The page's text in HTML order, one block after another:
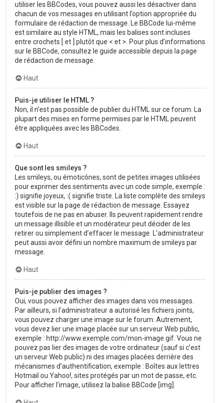
utiliser les BBCodes, vous pouvez aussi les désactiver dans
chacun de vos messages en utilisant l’option appropriée du
formulaire de rédaction de message. Le BBCode lui-même
est similaire au style HTML, mais les balises sont incluses
entre crochets [ et ] plutôt que < et >. Pour plus d’informations
sur le BBCode, consultez le guide accessible depuis la page
de rédaction de message.
Haut
Puis-je utiliser le HTML ?
Non, il n’est pas possible de publier du HTML sur ce forum. La
plupart des mises en forme permises par le HTML peuvent
être appliquées avec les BBCodes.
Haut
Que sont les smileys ?
Les smileys, ou émoticônes, sont de petites images utilisées
pour exprimer des sentiments avec un code simple, exemple :
:) signifie joyeux, :( signifie triste. La liste complète des smileys
est visible sur la page de rédaction de message. Essayez
toutefois de ne pas en abuser. Ils peuvent rapidement rendre
un message illisible et un modérateur peut décider de les
retirer ou simplement d’effacer le message. L’administrateur
peut aussi avoir défini un nombre maximum de smileys par
message.
Haut
Puis-je publier des images ?
Oui, vous pouvez afficher des images dans vos messages.
Par ailleurs, si l’administrateur a autorisé les fichiers joints,
vous pouvez charger une image sur le forum. Autrement,
vous devez lier une image placée sur un serveur Web public,
exemple : http://www.exemple.com/mon-image.gif. Vous ne
pouvez pas lier des images de votre ordinateur (sauf si c’est
un serveur Web public) ni des images placées derrière des
mécanismes d’authentification, exemple : Boîtes aux lettres
Hotmail ou Yahoo!, sites protégés par un mot de passe, etc.
Pour afficher l’image, utilisez la balise BBCode [img].